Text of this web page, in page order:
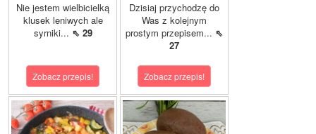
Nie jestem wielbicielką
klusek leniwych ale
syrniki... ⇖ 29
Zobacz przepis!
Dzisiaj przychodzę do
Was z kolejnym
prostym przepisem... ⇖
27
Zobacz przepis!